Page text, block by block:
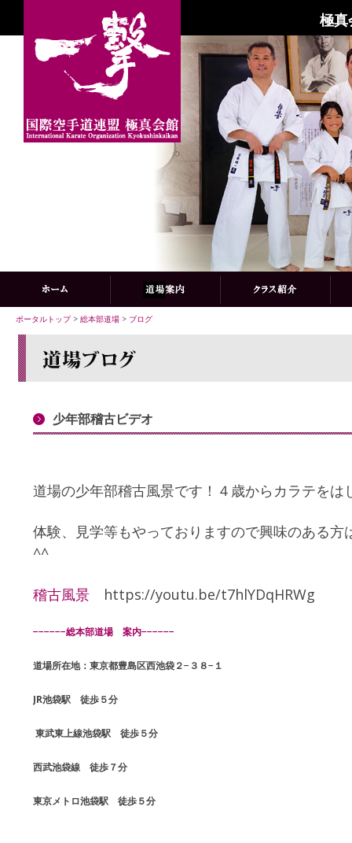
極真
ポータルトップ> 総本部道場 > ブログ
少年部稽古ビデオ
道場の少年部稽古風景です！４歳からカラテをは
体験、見学等もやっておりますので興味のある方
^^
稽古風景 https://youtu.be/t7hlYDqHRWg
−−−−−−総本部道場 案内−−−−−−
道場所在地：東京都豊島区西池袋２−３８−１
JR池袋駅 徒歩５分
東武東上線池袋駅 徒歩５分
西武池袋線 徒歩７分
東京メトロ池袋駅 徒歩５分